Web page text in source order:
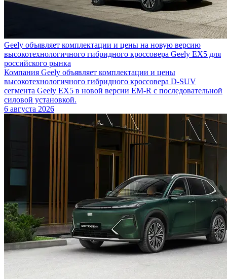
Geely объявляет комплектации и цены на новую версию
высокотехнологичного гибридного кроссовера Geely EX5 для
российского рынка
Компания Geely объявляет комплектации и цены
высокотехнологичного гибридного кроссовера D-SUV
сегмента Geely EX5 в новой версии EM-R с последовательной
силовой установкой.
6 августа 2026